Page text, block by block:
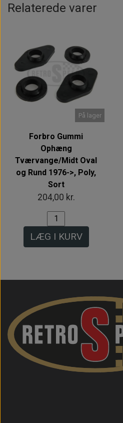
Relaterede varer
På lager
Forbro Gummi
Ophæng
Tværvange/Midt Oval
og Rund 1976->, Poly,
Sort
204,00 kr.
LÆG I KURV